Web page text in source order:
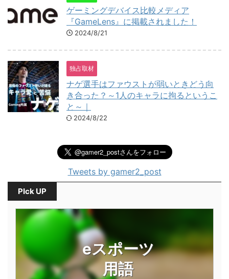
ゲーミングデバイス比較メディア
『GameLens』に掲載されました！
2024/8/21
独占取材
ナゲ選手はファウストが弱いときどう向
き合った？～1人のキャラに拘るというこ
と～｜
2024/8/22
Tweets by gamer2_post
PIck UP
eスポーツ
用語